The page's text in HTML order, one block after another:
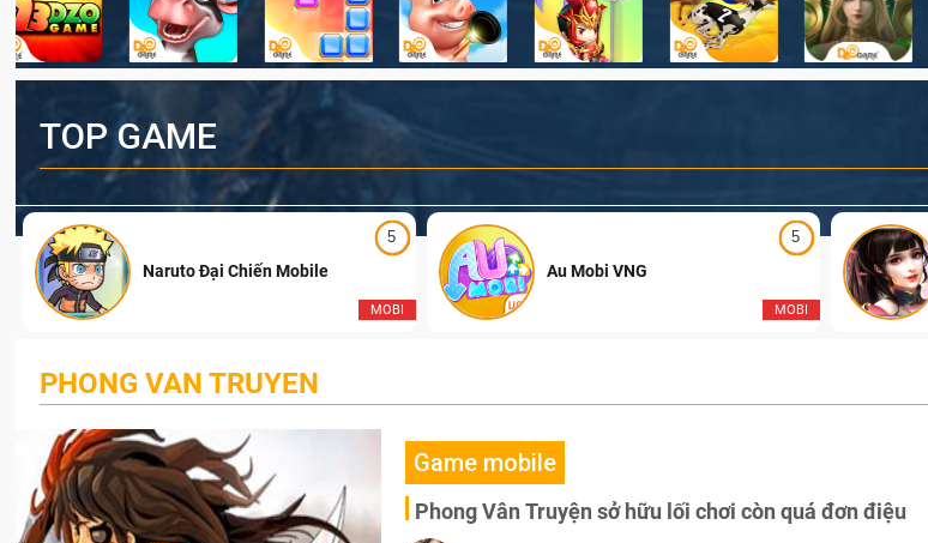
TOP GAME
5
MOBI
Naruto Đại Chiến Mobile
5
MOBI
Au Mobi VNG
PHONG VAN TRUYEN
Game mobile
Phong Vân Truyện sở hữu lối chơi còn quá đơn điệu